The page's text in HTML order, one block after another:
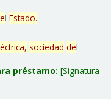
l Estado.
sociedad del
préstamo: Signatura